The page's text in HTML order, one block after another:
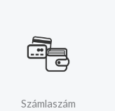
Számlaszám